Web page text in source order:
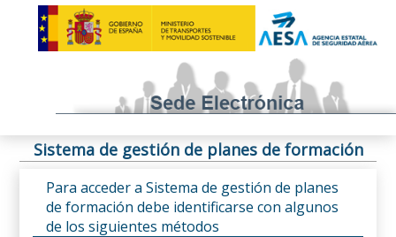
Sistema de gestión de planes de formación
Para acceder a Sistema de gestión de planes
de formación debe identificarse con algunos
de los siguientes métodos